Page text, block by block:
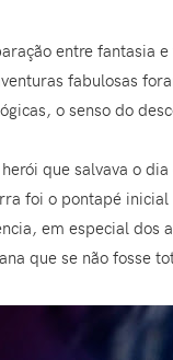
entre fantasia
fabulosas
o senso do
que salvava o
foi o pontapé
em especial dos
que se não fosse